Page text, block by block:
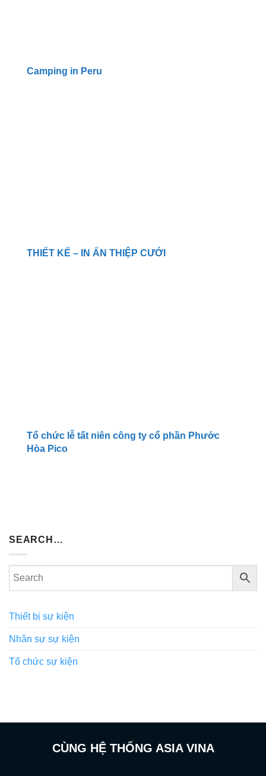
Camping in Peru
THIẾT KẾ – IN ẤN THIỆP CƯỚI
Tổ chức lễ tất niên công ty cổ phần Phước
Hòa Pico
SEARCH…
Thiết bị sự kiện
Nhân sự sự kiện
Tổ chức sự kiện
CÙNG HỆ THỐNG ASIA VINA